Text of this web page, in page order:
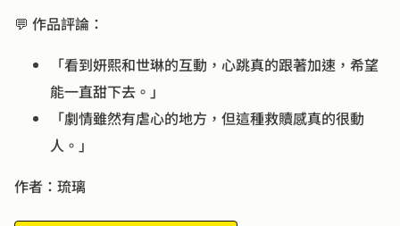
💬 作品評論：
「看到妍熙和世琳的互動，心跳真的跟著加速，希望
能一直甜下去。」
「劇情雖然有虐心的地方，但這種救贖感真的很動
人。」
作者：琉璃